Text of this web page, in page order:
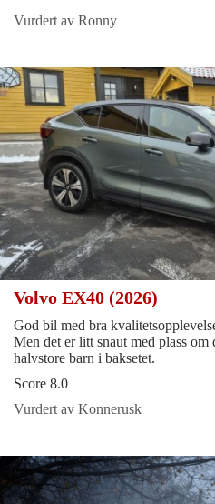
Vurdert av Ronny
Volvo EX40 (2026)
God bil med bra
Men det er litt snaut med plass om
halvstore barn i baksetet.
Score 8.0
Vurdert av Konnerusk